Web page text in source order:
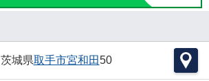
茨城県取手市宮和田50